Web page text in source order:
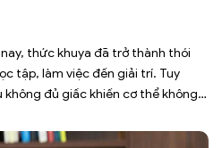
thức khuya đã trở thành thói
tập, làm việc đến giải trí. Tuy
đủ giấc khiến cơ thể không